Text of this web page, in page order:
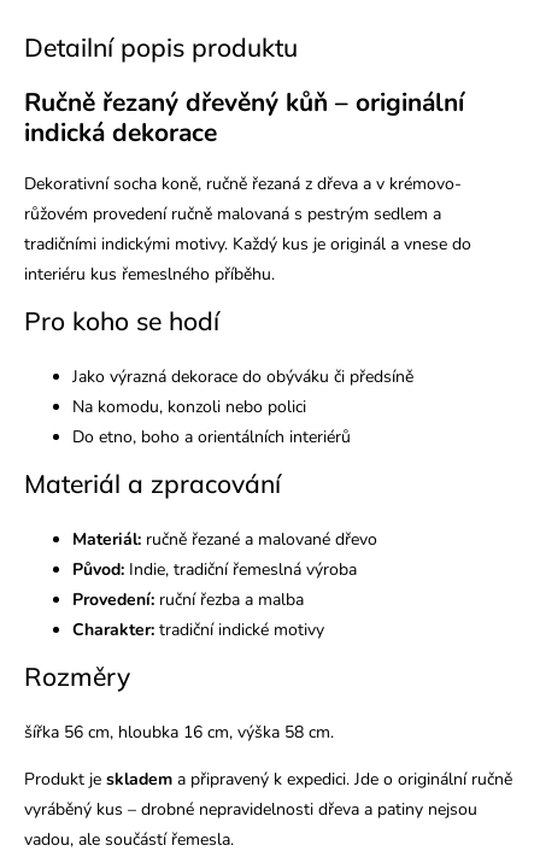
Detailní popis produktu
Ručně řezaný dřevěný kůň – originální
indická dekorace
Dekorativní socha koně, ručně řezaná z dřeva a v krémovo-
růžovém provedení ručně malovaná s pestrým sedlem a
tradičními indickými motivy. Každý kus je originál a vnese do
interiéru kus řemeslného příběhu.
Pro koho se hodí
Jako výrazná dekorace do obýváku či předsíně
Na komodu, konzoli nebo polici
Do etno, boho a orientálních interiérů
Materiál a zpracování
Materiál: ručně řezané a malované dřevo
Původ: Indie, tradiční řemeslná výroba
Provedení: ruční řezba a malba
Charakter: tradiční indické motivy
Rozměry
šířka 56 cm, hloubka 16 cm, výška 58 cm.
Produkt je skladem a připravený k expedici. Jde o originální ručně
vyráběný kus – drobné nepravidelnosti dřeva a patiny nejsou
vadou, ale součástí řemesla.